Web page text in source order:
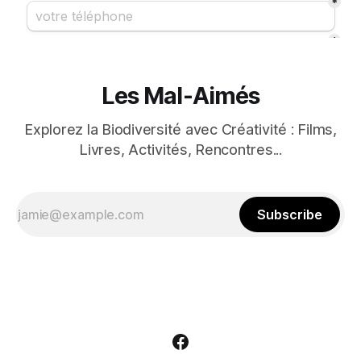
Les Mal-Aimés
Explorez la Biodiversité avec Créativité : Films,
Livres, Activités, Rencontres...
Subscribe